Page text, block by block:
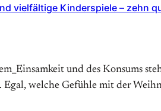
vielfältige Kinderspiele – zehn
und des Konsums
welche Gefühle mit der